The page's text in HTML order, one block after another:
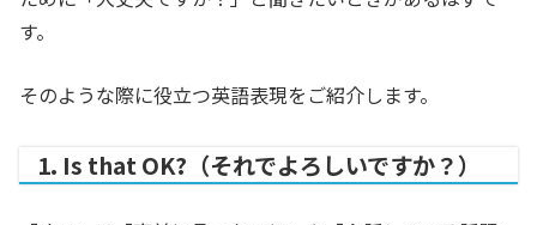
す。
そのような際に役立つ英語表現をご紹介します。
1. Is that OK?（それでよろしいですか？）